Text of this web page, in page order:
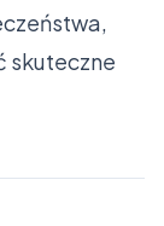
skuteczne